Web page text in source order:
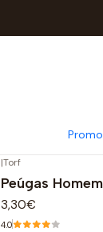
|Torf
Peúgas
3,30€
4.0